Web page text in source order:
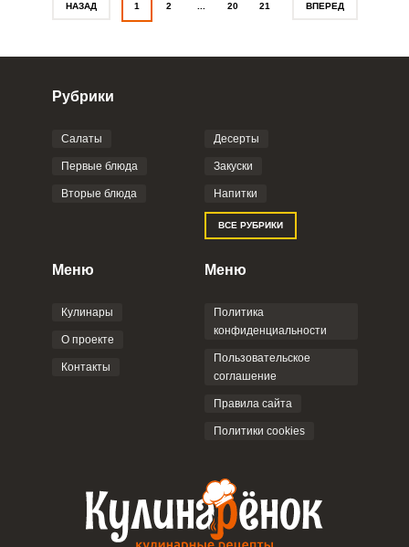
НАЗАД 1 2 20 21 ВПЕРЕД
Рубрики
Салаты
Первые блюда
Вторые блюда
Десерты
Закуски
Напитки
ВСЕ РУБРИКИ
Меню
Кулинары
О проекте
Контакты
Меню
Политика
конфиденциальности
Пользовательское
соглашение
Правила сайта
Политики cookies